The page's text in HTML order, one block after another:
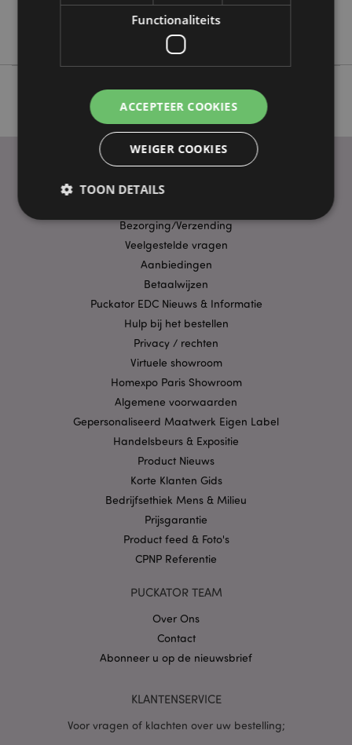
Nee
PRAKTISCHE LINKS
Bezorging/Verzending
Veelgestelde vragen
Aanbiedingen
Betaalwijzen
Puckator EDC Nieuws & Informatie
Hulp bij het bestellen
Privacy / rechten
Virtuele showroom
Homexpo Paris Showroom
Algemene voorwaarden
Gepersonaliseerd Maatwerk Eigen Label
Handelsbeurs & Expositie
Product Nieuws
Korte Klanten Gids
Bedrijfsethiek Mens & Milieu
Prijsgarantie
Product feed & Foto's
CPNP Referentie
PUCKATOR TEAM
Over Ons
Contact
Abonneer u op de nieuwsbrief
KLANTENSERVICE
Voor vragen of klachten over uw bestelling;
Functionaliteits
ACCEPTEER COOKIES
WEIGER COOKIES
TOON DETAILS
Strikt noodzakelijke Prestatie
Functionaliteits
Strikt noodzakelijke cookies maken
gebruikersaanmelding en accountbeheer. Zonder
strikt noodzakelijke cookies kan de website niet
CookieScriptConsent
.puckator.nl
mage-cache-storage
Adobe Inc.
PHPSESSID
PHP.net